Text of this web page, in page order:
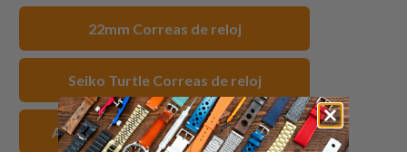
22mm Correas de reloj
Seiko Turtle Correas de reloj
Acero inoxidable Correas de reloj